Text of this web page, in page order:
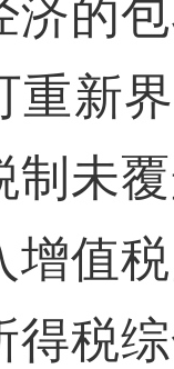
济的
新
制未
增值
得税